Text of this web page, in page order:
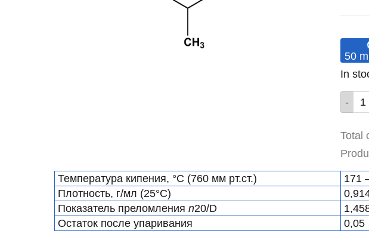
50
In
Total
Температура кипения, °С (760 мм рт.ст.)
171
Плотность, г/мл (25°С)
Показатель преломления n20/D
Остаток после упаривания
0,05